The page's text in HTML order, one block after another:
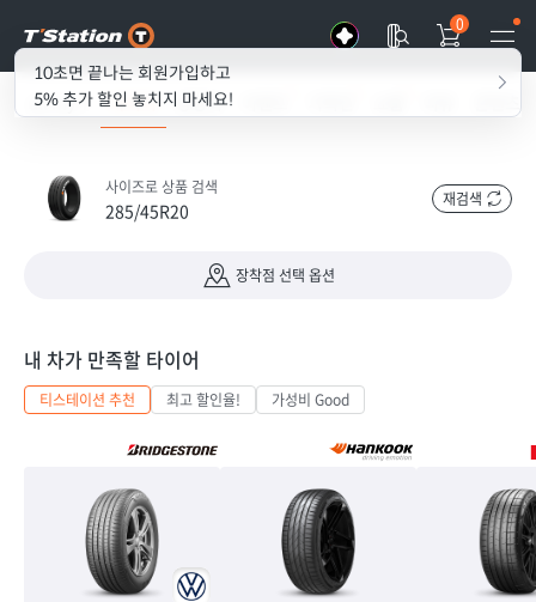
10초면 끝나는 회원가입하고
5% 추가 할인 놓치지 마세요!
0
all my T 타이어 경정비
사이즈로 상품 검색
285/45R20
재검색
장착점 선택 옵션
내 차가 만족할 타이어
티스테이션 추천 최고 할인율! 가성비 Good